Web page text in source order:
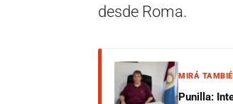
desde Roma.
MIRÁ
Punilla: